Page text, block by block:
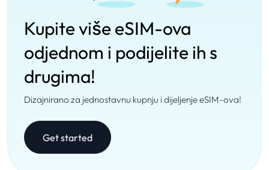
Kupite više eSIM-ova
odjednom i podijelite ih s
drugima!
Dizajnirano za jednostavnu kupnju i dijeljenje eSIM-ova!
Get started